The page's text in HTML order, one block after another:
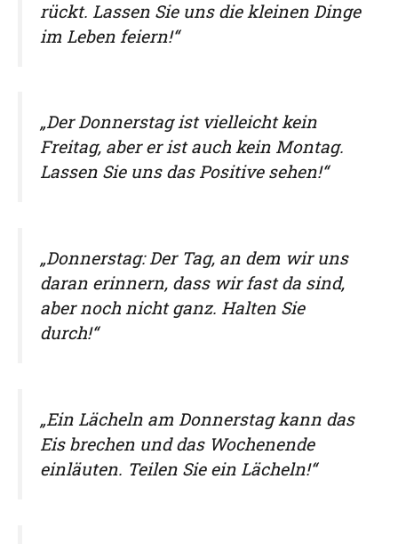
rückt. Lassen Sie uns die kleinen Dinge
im Leben feiern!“
„Der Donnerstag ist vielleicht kein
Freitag, aber er ist auch kein Montag.
Lassen Sie uns das Positive sehen!“
„Donnerstag: Der Tag, an dem wir uns
daran erinnern, dass wir fast da sind,
aber noch nicht ganz. Halten Sie
durch!“
„Ein Lächeln am Donnerstag kann das
Eis brechen und das Wochenende
einläuten. Teilen Sie ein Lächeln!“